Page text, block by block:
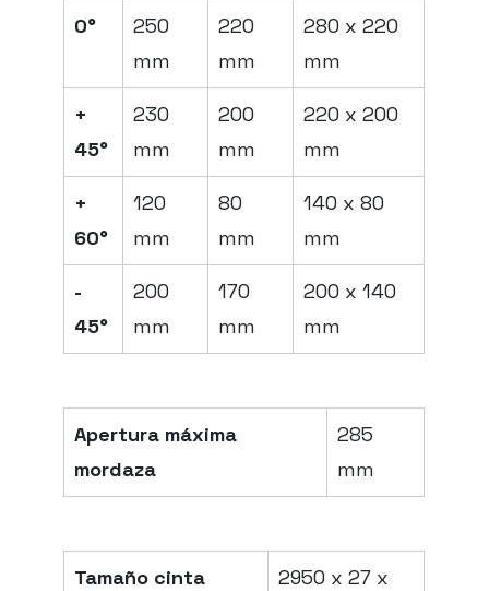
0°
250
mm
220
mm
280 x 220
mm
+
45°
230
mm
200
mm
220 x 200
mm
+
60°
120
mm
80
mm
140 x 80
mm
-
45°
200
mm
170
mm
200 x 140
mm
Apertura máxima
mordaza
285
mm
Tamaño cinta
2950 x 27 x